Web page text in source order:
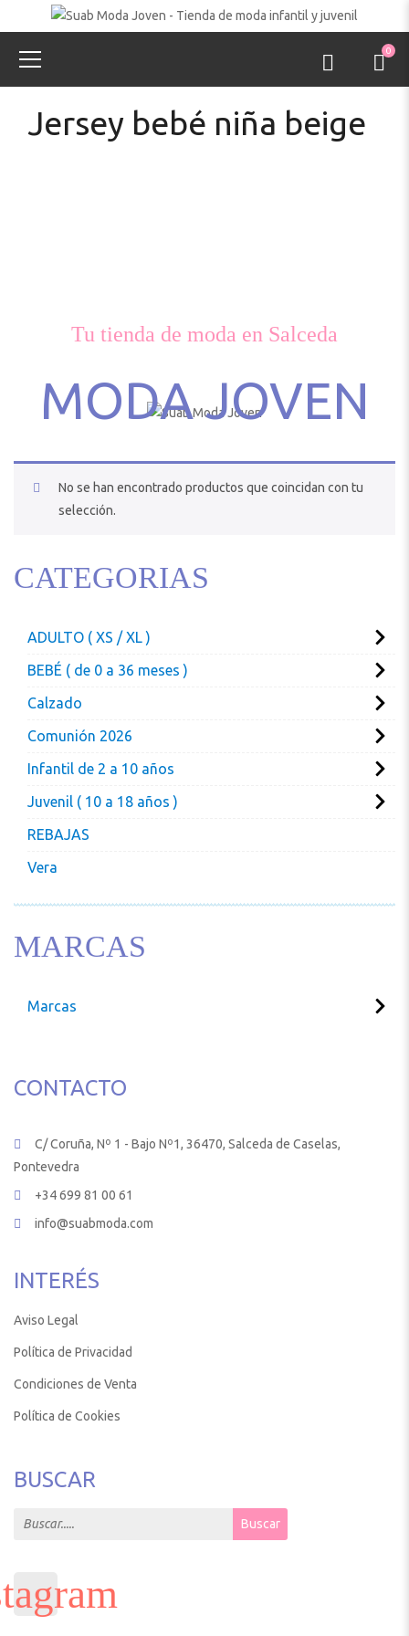
0
Jersey bebé niña beige
Tu tienda de moda en Salceda
MODA JOVEN
No se han encontrado productos que coincidan con tu
selección.
CATEGORIAS
ADULTO ( XS / XL )
BEBÉ ( de 0 a 36 meses )
Calzado
Comunión 2026
Infantil de 2 a 10 años
Juvenil ( 10 a 18 años )
REBAJAS
Vera
MARCAS
Marcas
CONTACTO
C/ Coruña, Nº 1 - Bajo Nº1, 36470, Salceda de Caselas,
Pontevedra
+34 699 81 00 61
info@suabmoda.com
INTERÉS
Aviso Legal
Política de Privacidad
Condiciones de Venta
Política de Cookies
BUSCAR
Search for: Buscar